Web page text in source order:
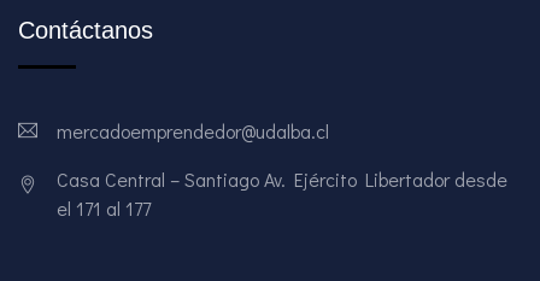
Contáctanos
mercadoemprendedor@udalba.cl
Casa Central – Santiago Av. Ejército Libertador desde
el 171 al 177